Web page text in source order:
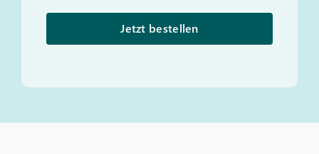
Jetzt bestellen